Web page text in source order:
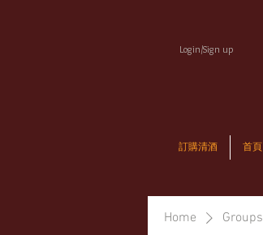
Login/Sign up
訂購清酒 首頁
Home Groups